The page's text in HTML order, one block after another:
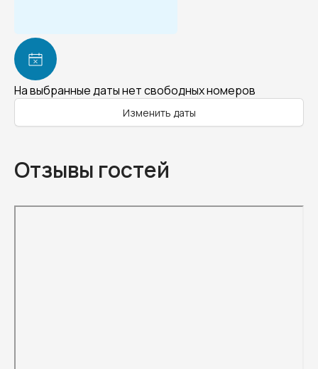
На выбранные даты нет свободных номеров
Изменить даты
Отзывы гостей